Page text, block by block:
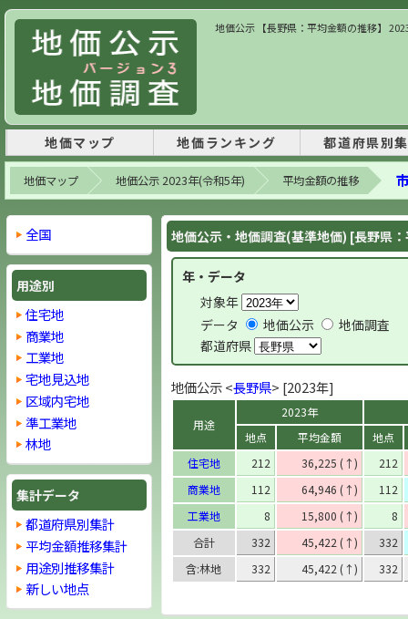
地価公示 【長野県：平均金額の推移】
地価マップ 地価ランキング 都道府県別
地価マップ 地価公示 2023年(令和5年) 平均金額の推移
地価公示・地価調査(基準地価) [長野県
年・データ
対象年
データ
地価公示
地価調査
都道府県
地価公示 <長野県> [2023年]
用途
2023年
地点
平均金額
地点
住宅地
212 36,225 (↑)
212
商業地
112 64,946 (↑)
112
工業地
8 15,800 (↑)
8
合計
332 45,422 (↑)
332
含:林地
332 45,422 (↑) 332
全国
用途別
住宅地
商業地
工業地
宅地見込地
区域内宅地
準工業地
林地
集計データ
都道府県別集計
平均金額推移集計
用途別推移集計
新しい地点